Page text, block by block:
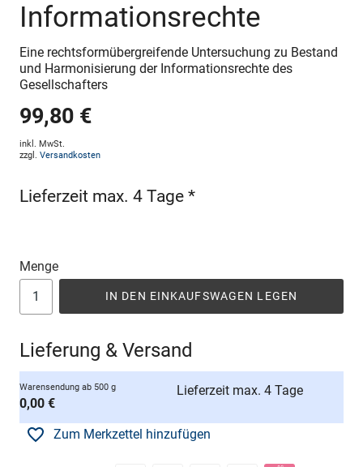
Informationsrechte
Eine rechtsformübergreifende Untersuchung zu Bestand
und Harmonisierung der Informationsrechte des
Gesellschafters
99,80 €
inkl. MwSt.
zzgl. Versandkosten
Lieferzeit max. 4 Tage *
Menge
IN DEN EINKAUFSWAGEN LEGEN
Lieferung & Versand
Warensendung ab 500 g
0,00 €
Lieferzeit max. 4 Tage
Zum Merkzettel hinzufügen